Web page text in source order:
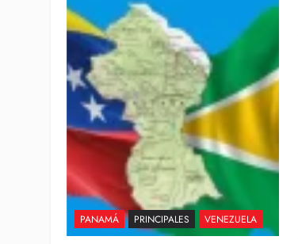
PANAMÁ PRINCIPALES VENEZUELA